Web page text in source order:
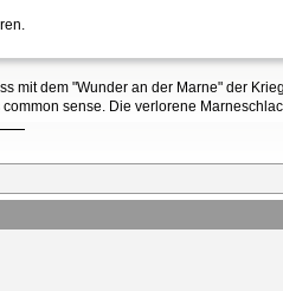
mit dem "Wunder an der Marne" der
sense. Die verlorene